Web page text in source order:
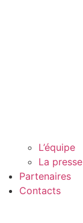
L’équipe
La presse
Partenaires
Contacts